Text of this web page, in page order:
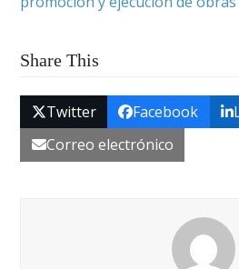
Share This
Twitter Facebook
Correo electrónico